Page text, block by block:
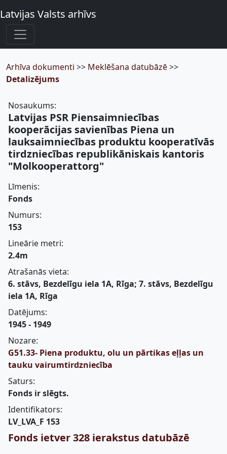
Latvijas Valsts arhīvs
Arhīva dokumenti >> Meklēšana datubāzē>>
Detalizējums
Nosaukums:
Latvijas PSR Piensaimniecības
kooperācijas savienības Piena un
lauksaimniecības produktu kooperatīvās
tirdzniecības republikāniskais kantoris
"Molkooperattorg"
Līmenis:
Fonds
Numurs:
153
Lineārie metri:
2.4m
Atrašanās vieta:
6. stāvs, Bezdelīgu iela 1A, Rīga; 7. stāvs, Bezdelīgu
iela 1A, Rīga
Datējums:
1945 - 1949
Nozare:
G51.33- Piena produktu, olu un pārtikas eļļas un
tauku vairumtirdzniecība
Saturs:
Fonds ir slēgts.
Identifikators:
LV_LVA_F 153
Fonds ietver 328 ierakstus datubāzē